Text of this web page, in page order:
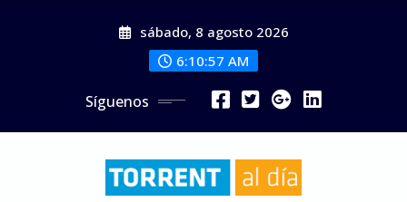
sábado, 8 agosto 2026
6:10:58 AM
Síguenos